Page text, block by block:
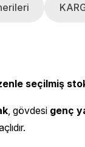
seçilmiş
, gövdesi genç